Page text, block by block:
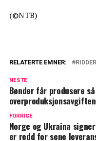
(©NTB)
RELATERTE EMNER: RIDDER
NESTE
Bønder får produsere
FORRIGE
Norge og Ukraina
er redd for sene